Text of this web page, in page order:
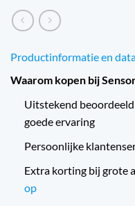
Productinformatie en
Waarom kopen bij
Uitstekend
goede ervaring
Persoonlijke
Extra korting bij grote
op